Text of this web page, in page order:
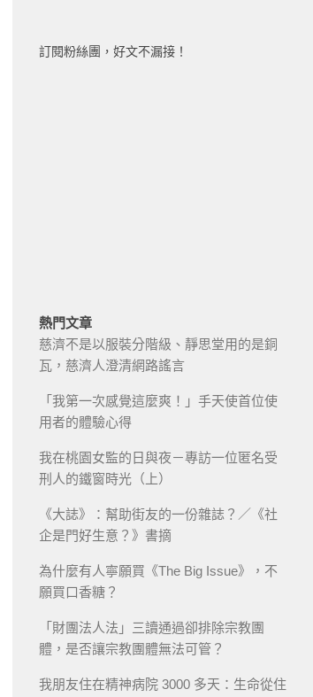
訂閱粉絲團，好文不漏接！
熱門文章
慈濟不是以服裝分階級、靜思堂用的是銅
瓦，慈濟人澄清網路謠言
「我第一次感覺這麼爽！」手天使首位使
用者的體驗心得
我在桃園女監的日與夜－專訪一位匿名受
刑人的鐵窗時光（上）
《大誌》：幫助街友的一份雜誌？／《社
企是門好生意？》書摘
為什麼有人寧願買《The Big Issue》，不
願買口香糖？
「財團法人法」三讀通過卻排除宗教團
體，是否讓宗教團體無法可管？
我朋友住在精神病院 3000 多天：生命從住